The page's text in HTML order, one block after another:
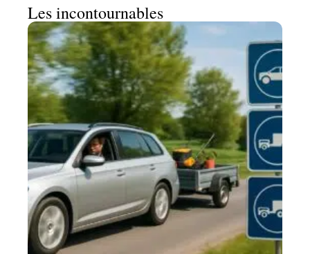
Les incontournables